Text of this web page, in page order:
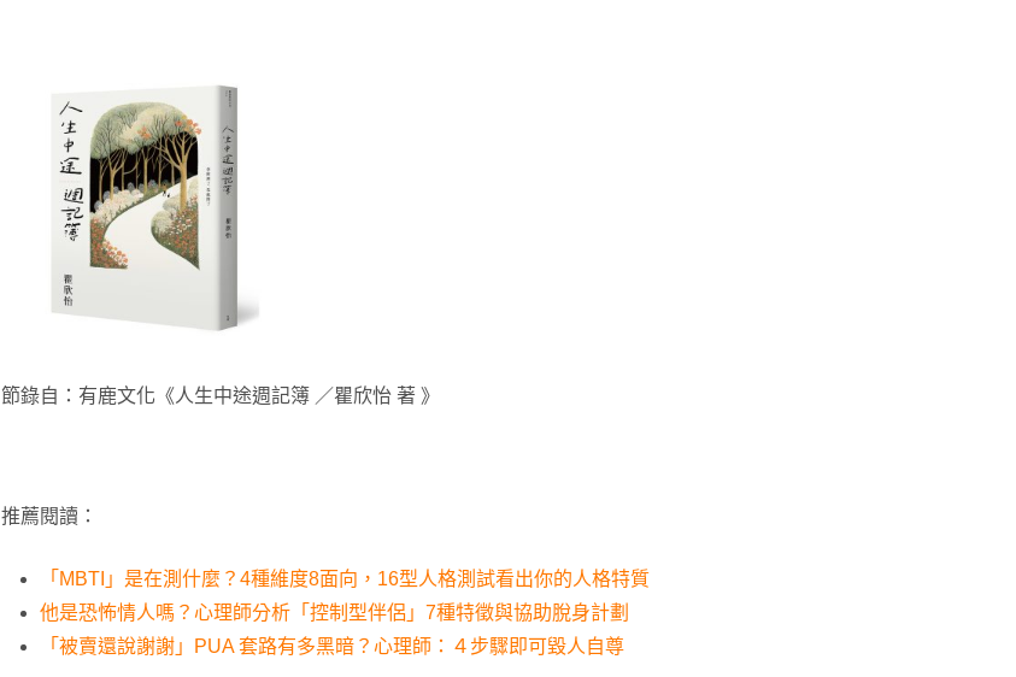
節錄自：有鹿文化《人生中途週記簿 ／瞿欣怡 著 》
推薦閱讀：
「MBTI」是在測什麼？4種維度8面向，16型人格測試看出你的人格特質
他是恐怖情人嗎？心理師分析「控制型伴侶」7種特徵與協助脫身計劃
「被賣還說謝謝」PUA 套路有多黑暗？心理師：４步驟即可毀人自尊